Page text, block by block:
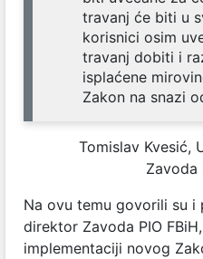
travanj će biti u
korisnici osim
travanj dobiti i
isplaćene
Zakon na snazi
Tomislav Kvesić,
Zavoda
Na ovu temu govorili su i
direktor Zavoda PIO
implementaciji novog